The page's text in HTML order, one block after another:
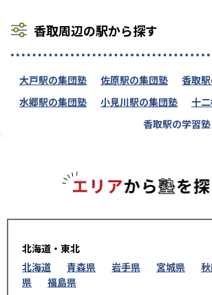
香取周辺の駅から探す
大戸駅の集団塾 佐原駅の集団塾
香取
水郷駅の集団塾
小見川駅の集団塾
十
香取駅の学習
北海道・東北
北海道
青森県 岩手県 宮城県
県
福島県